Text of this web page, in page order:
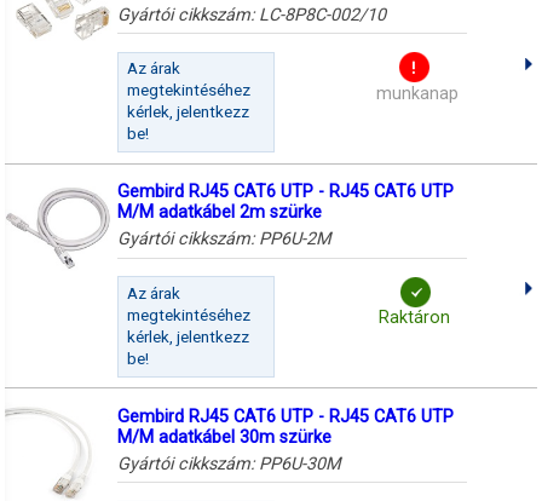
Gyártói cikkszám: LC-8P8C-002/10
Az árak
megtekintéséhez
kérlek, jelentkezz
be!
munkanap
Gembird RJ45 CAT6 UTP - RJ45 CAT6 UTP
M/M adatkábel 2m szürke
Gyártói cikkszám: PP6U-2M
Az árak
megtekintéséhez
kérlek, jelentkezz
be!
Raktáron
Gembird RJ45 CAT6 UTP - RJ45 CAT6 UTP
M/M adatkábel 30m szürke
Gyártói cikkszám: PP6U-30M